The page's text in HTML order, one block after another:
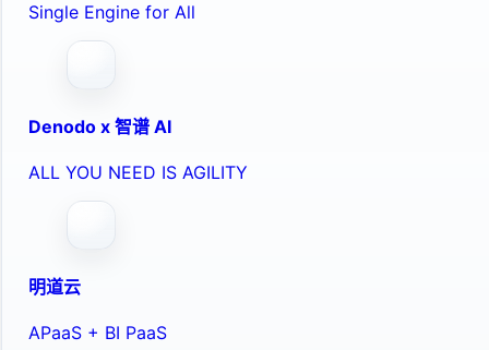
Single Engine for All
Denodo x 智谱 AI
ALL YOU NEED IS AGILITY
明道云
APaaS + BI PaaS